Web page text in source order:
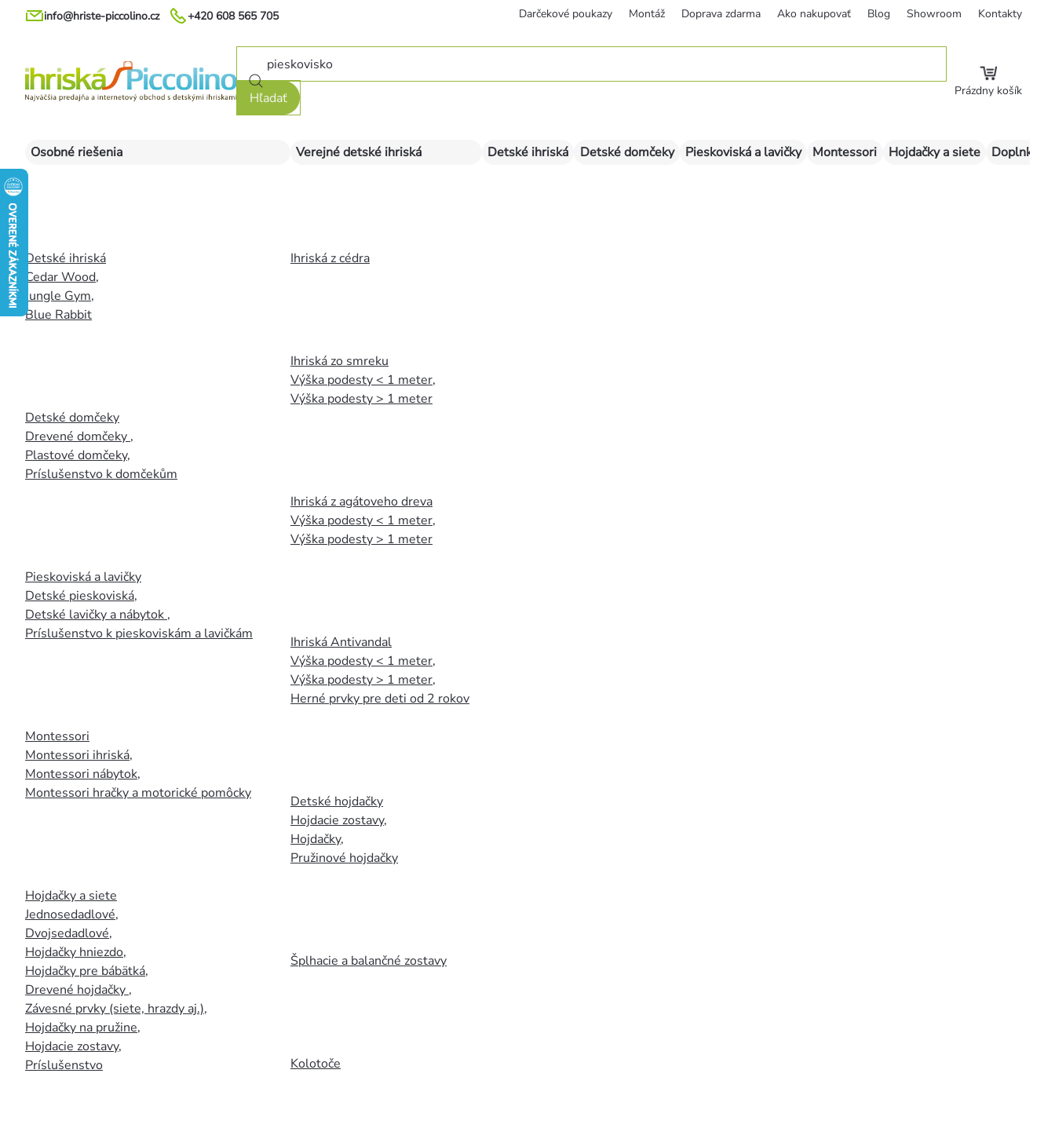
Prejsť
+420 608 565 705
info@hriste-piccolino.cz Darčekové poukazy Montáž Doprava zdarma Ako nakupovať Blog Showroom Kontakty
Hľadať Prázdny košík
Osobné riešenia
Detské ihriská
Cedar Wood,
Jungle Gym,
Blue Rabbit
Detské domčeky
Drevené domčeky ,
Plastové domčeky,
Príslušenstvo k domčekům
Pieskoviská a lavičky
Detské pieskoviská,
Detské lavičky a nábytok ,
Príslušenstvo k pieskoviskám a lavičkám
Montessori
Montessori ihriská,
Montessori nábytok,
Montessori hračky a motorické pomôcky
Hojdačky a siete
Jednosedadlové,
Dvojsedadlové,
Hojdačky hniezdo,
Hojdačky pre bábätká,
Drevené hojdačky ,
Závesné prvky (siete, hrazdy aj.),
Hojdačky na pružine,
Hojdacie zostavy,
Príslušenstvo
Verejné detské ihriská
Ihriská z cédra
Ihriská zo smreku
Výška podesty < 1 meter,
Výška podesty > 1 meter
Ihriská z agátoveho dreva
Výška podesty < 1 meter,
Výška podesty > 1 meter
Ihriská Antivandal
Výška podesty < 1 meter,
Výška podesty > 1 meter,
Herné prvky pre deti od 2 rokov
Detské hojdačky
Hojdacie zostavy,
Hojdačky,
Pružinové hojdačky
Šplhacie a balančné zostavy
Kolotoče
Detské ihriská Detské domčeky Pieskoviská a lavičky Montessori Hojdačky a siete Doplnky